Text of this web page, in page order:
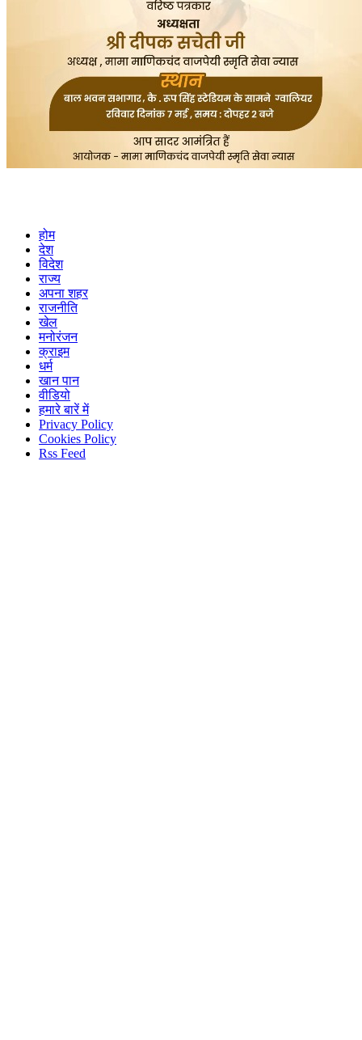
होम
देश
विदेश
राज्य
अपना शहर
राजनीति
खेल
मनोरंजन
क्राइम
धर्म
खान पान
वीडियो
हमारे बारें में
Privacy Policy
Cookies Policy
Rss Feed